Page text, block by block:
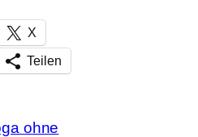
X
Teilen
ohne